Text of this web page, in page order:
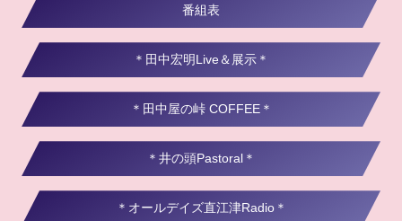
番組表
＊田中宏明Live＆展示＊
＊田中屋の峠 COFFEE＊
＊井の頭Pastoral＊
＊オールデイズ直江津Radio＊